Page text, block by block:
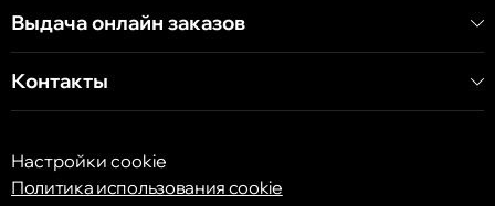
Кишинёв
ул. Арборилор 21, CC «Shopping MallDova»
Выдача онлайн заказов
Контакты
Настройки cookie
Политика использования cookie